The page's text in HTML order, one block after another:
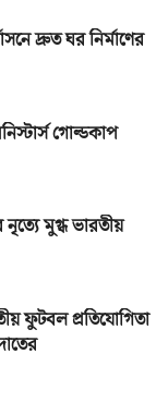
দ্রুত ঘর নির্মাণের
গোল্ডকাপ
নৃত্যে মুগ্ধ ভারতীয়
ফুটবল প্রতিযোগিতা